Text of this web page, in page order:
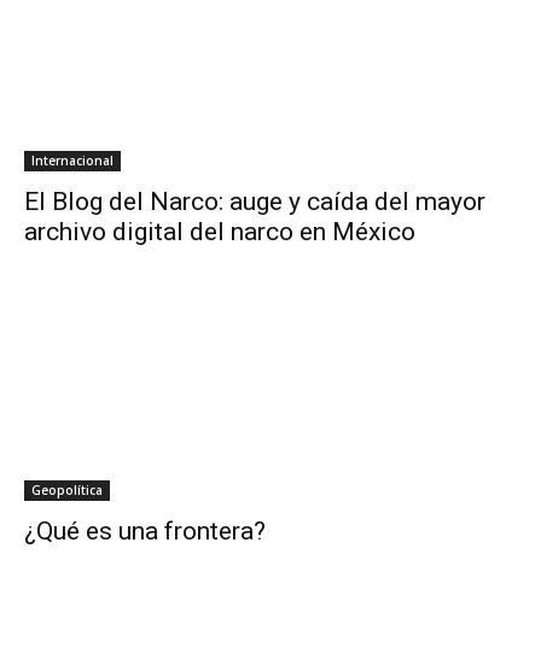
Internacional
El Blog del Narco: auge y caída del mayor
archivo digital del narco en México
Geopolítica
¿Qué es una frontera?